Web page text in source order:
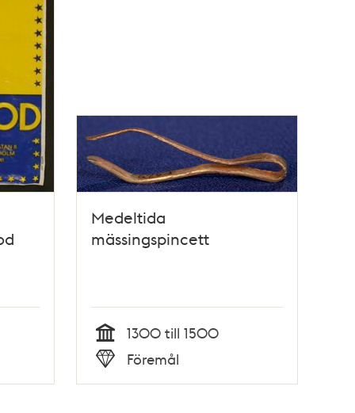
Medeltida
mässingspincett
Tid
1300 till 1500
Typ
Föremål